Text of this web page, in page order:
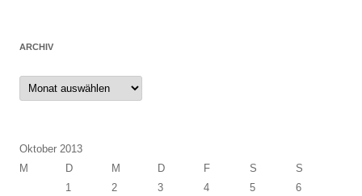
ARCHIV
Archiv
Oktober 2013
M
D M D F S
S
1
2 3 4 5
6